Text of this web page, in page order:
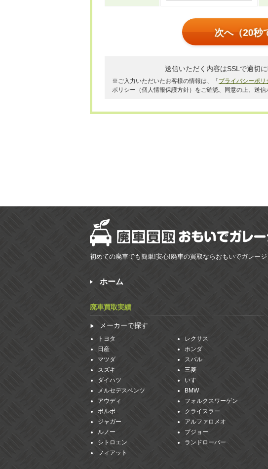
次へ（20秒
送信いただく内容はSSLで適切
※ご入力いただいたお客様の情報は、「 プライバシーポリ
ポリシー（個人情報保護方針）をご確認、同意の上、送信
初めての廃車でも簡単!安心!廃車の買取ならおもいでガレージ
ホーム
廃車買取実績
メーカーで探す
トヨタ
レクサス
日産
ホンダ
マツダ
スバル
スズキ
三菱
ダイハツ
いすゞ
メルセデスベンツ
BMW
アウディ
フォルクスワーゲン
ボルボ
クライスラー
ジャガー
アルファロメオ
ルノー
プジョー
シトロエン
ランドローバー
フィアット